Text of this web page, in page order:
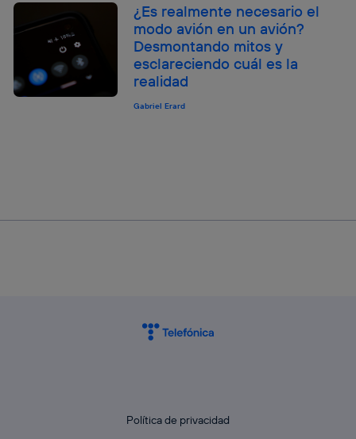
¿Es realmente necesario el
modo avión en un avión?
Desmontando mitos y
esclareciendo cuál es la
realidad
Gabriel Erard
Política de privacidad